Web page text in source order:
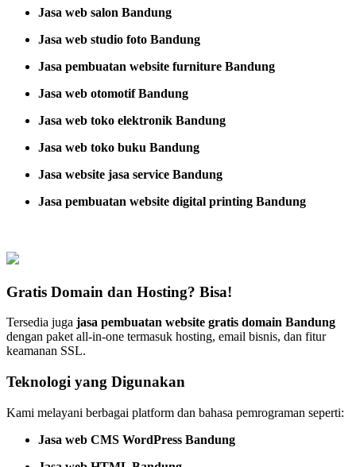
Jasa web salon Bandung
Jasa web studio foto Bandung
Jasa pembuatan website furniture Bandung
Jasa web otomotif Bandung
Jasa web toko elektronik Bandung
Jasa web toko buku Bandung
Jasa website jasa service Bandung
Jasa pembuatan website digital printing Bandung
Gratis Domain dan Hosting? Bisa!
Tersedia juga jasa pembuatan website gratis domain Bandung
dengan paket all-in-one termasuk hosting, email bisnis, dan fitur
keamanan SSL.
Teknologi yang Digunakan
Kami melayani berbagai platform dan bahasa pemrograman seperti:
Jasa web CMS WordPress Bandung